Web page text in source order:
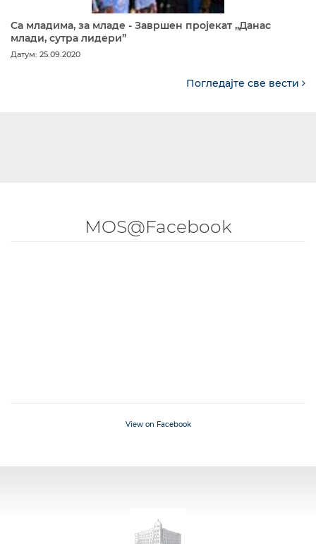
Са младима, за младе - Завршен пројекат „Данас
млади, сутра лидери”
Датум: 25.09.2020
Погледајте све вести
MOS@Facebook
View on Facebook